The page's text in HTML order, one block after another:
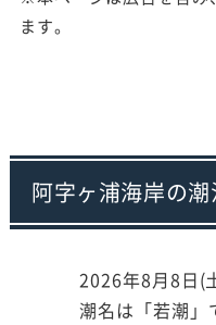
ます。
阿字ヶ浦海岸の
2026年8月8日(
潮名は「若潮」